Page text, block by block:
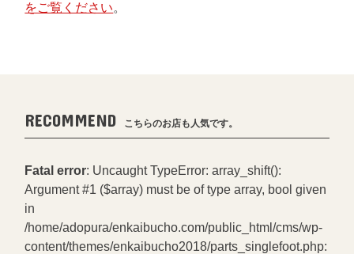
をご覧ください。
RECOMMEND こちらのお店も人気です。
Fatal error: Uncaught TypeError: array_shift():
Argument #1 ($array) must be of type array, bool given
in
/home/adopura/enkaibucho.com/public_html/cms/wp-
content/themes/enkaibucho2018/parts_singlefoot.php: